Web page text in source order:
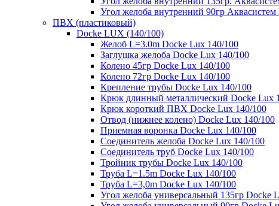
Угол желоба внутренний 90гр
ПВХ (пластиковый)
Docke LUX (140/100)
Желоб L=3.0m Docke Lux 140/100
Заглушка желоба Docke Lux 140/100
Колено 45гр Docke Lux 140/100
Колено 72гр Docke Lux 140/100
Крепление трубы Docke Lux 140/100
Крюк длинный металлический Docke Lux
Крюк короткий ПВХ Docke Lux 140/100
Отвод (нижнее колено) Docke Lux 140/100
Приемная воронка Docke Lux 140/100
Соединитель желоба Docke Lux 140/100
Соединитель труб Docke Lux 140/100
Тройник трубы Docke Lux 140/100
Труба L=1.5m Docke Lux 140/100
Труба L=3,0m Docke Lux 140/100
Угол желоба универсальный 135гр Docke